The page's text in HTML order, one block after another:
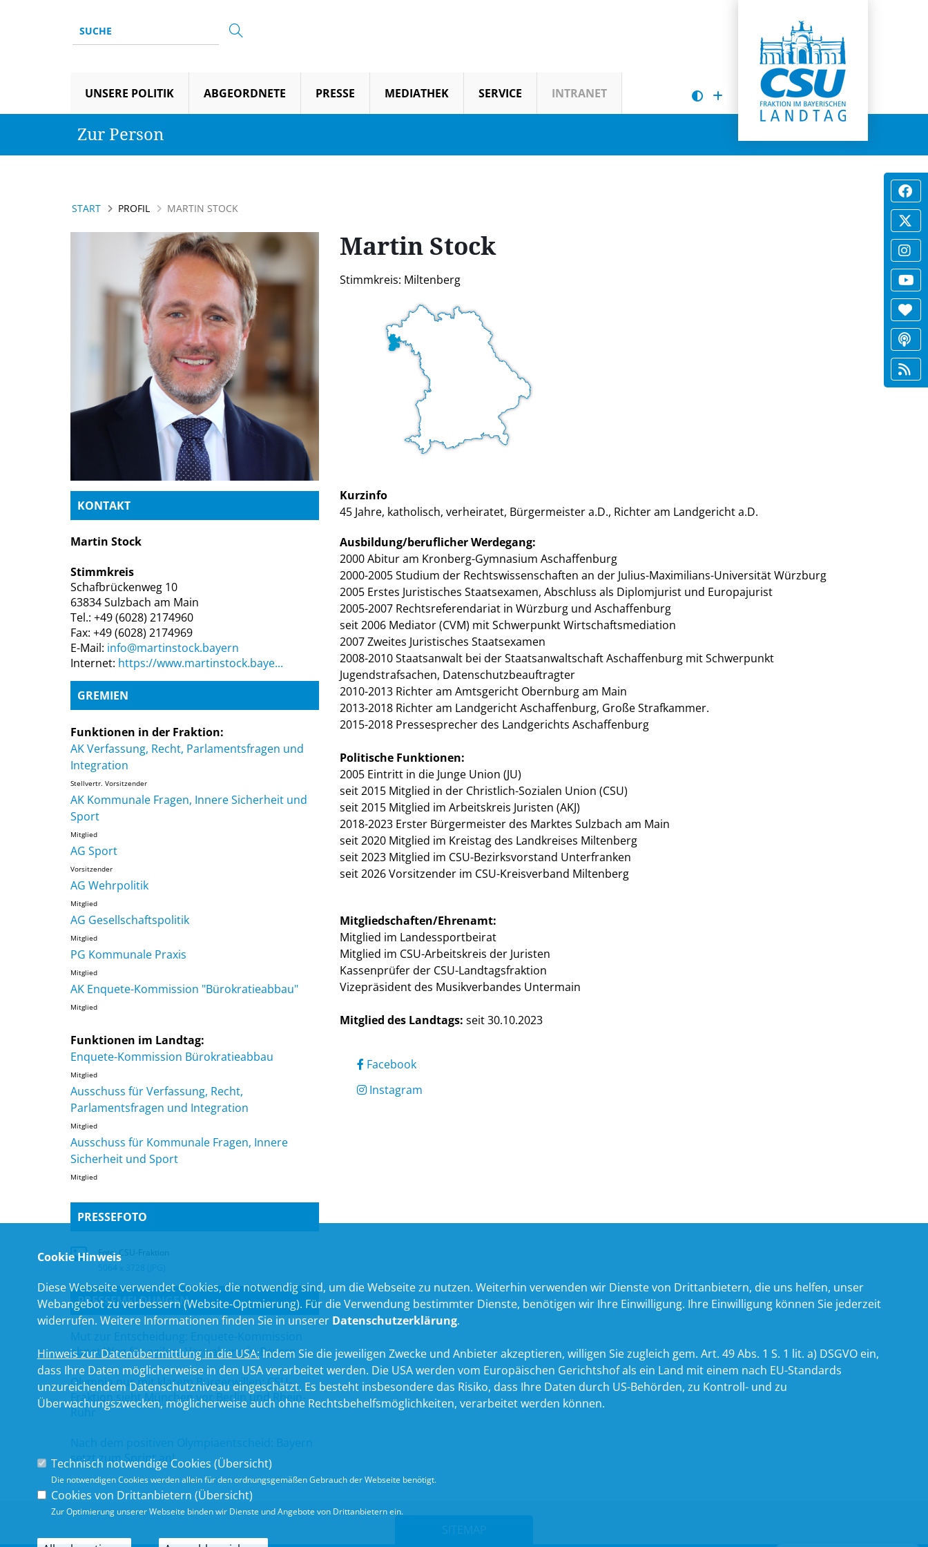
UNSERE POLITIK ABGEORDNETE PRESSE MEDIATHEK SERVICE INTRANET
Zur Person
START PROFIL MARTIN STOCK
KONTAKT
Martin Stock
Stimmkreis
Schafbrückenweg 10
63834 Sulzbach am Main
Tel.: +49 (6028) 2174960
Fax: +49 (6028) 2174969
E-Mail: info@martinstock.bayern
Internet: https://www.martinstock.baye...
GREMIEN
Funktionen in der Fraktion:
AK Verfassung, Recht, Parlamentsfragen und
Integration
Stellvertr. Vorsitzender
AK Kommunale Fragen, Innere Sicherheit und
Sport
Mitglied
AG Sport
Vorsitzender
AG Wehrpolitik
Mitglied
AG Gesellschaftspolitik
Mitglied
PG Kommunale Praxis
Mitglied
AK Enquete-Kommission "Bürokratieabbau"
Mitglied
Funktionen im Landtag:
Enquete-Kommission Bürokratieabbau
Mitglied
Ausschuss für Verfassung, Recht,
Parlamentsfragen und Integration
Mitglied
Ausschuss für Kommunale Fragen, Innere
Sicherheit und Sport
Mitglied
PRESSEFOTO
Foto: CSU-Fraktion
5064 x 3728 (JPG)
PRESSEMELDUNGEN
Mut zur Entscheidung: Enquete-Kommission
ebnet Weg für agilere Verwaltung in Bayern
Olympia nur mit klarem Bürgerwillen: CSU-
Fraktion sieht München vor Berlin und Rhein-
Ruhr
Nach dem positiven Olympiaentscheid: Bayern
setzt zum Sprint an!
Martin Stock
Stimmkreis: Miltenberg
Kurzinfo
45 Jahre, katholisch, verheiratet, Bürgermeister a.D., Richter am Landgericht a.D.
Ausbildung/beruflicher Werdegang:
2000 Abitur am Kronberg-Gymnasium Aschaffenburg
2000-2005 Studium der Rechtswissenschaften an der Julius-Maximilians-Universität Würzburg
2005 Erstes Juristisches Staatsexamen, Abschluss als Diplomjurist und Europajurist
2005-2007 Rechtsreferendariat in Würzburg und Aschaffenburg
seit 2006 Mediator (CVM) mit Schwerpunkt Wirtschaftsmediation
2007 Zweites Juristisches Staatsexamen
2008-2010 Staatsanwalt bei der Staatsanwaltschaft Aschaffenburg mit Schwerpunkt
Jugendstrafsachen, Datenschutzbeauftragter
2010-2013 Richter am Amtsgericht Obernburg am Main
2013-2018 Richter am Landgericht Aschaffenburg, Große Strafkammer.
2015-2018 Pressesprecher des Landgerichts Aschaffenburg
Politische Funktionen:
2005 Eintritt in die Junge Union (JU)
seit 2015 Mitglied in der Christlich-Sozialen Union (CSU)
seit 2015 Mitglied im Arbeitskreis Juristen (AKJ)
2018-2023 Erster Bürgermeister des Marktes Sulzbach am Main
seit 2020 Mitglied im Kreistag des Landkreises Miltenberg
seit 2023 Mitglied im CSU-Bezirksvorstand Unterfranken
seit 2026 Vorsitzender im CSU-Kreisverband Miltenberg
Mitgliedschaften/Ehrenamt:
Mitglied im Landessportbeirat
Mitglied im CSU-Arbeitskreis der Juristen
Kassenprüfer der CSU-Landtagsfraktion
Vizepräsident des Musikverbandes Untermain
Mitglied des Landtags: seit 30.10.2023
Facebook
Instagram
SITEMAP
Cookie Hinweis
Diese Webseite verwendet Cookies, die notwendig sind, um die Webseite zu nutzen. Weiterhin verwenden wir Dienste von Drittanbietern, die uns helfen, unser
Webangebot zu verbessern (Website-Optmierung). Für die Verwendung bestimmter Dienste, benötigen wir Ihre Einwilligung. Ihre Einwilligung können Sie jederzeit
widerrufen. Weitere Informationen finden Sie in unserer Datenschutzerklärung.
Hinweis zur Datenübermittlung in die USA:Indem Sie die jeweiligen Zwecke und Anbieter akzeptieren, willigen Sie zugleich gem. Art. 49 Abs. 1 S. 1 lit. a) DSGVO ein,
dass Ihre Daten möglicherweise in den USA verarbeitet werden. Die USA werden vom Europäischen Gerichtshof als ein Land mit einem nach EU-Standards
unzureichendem Datenschutzniveau eingeschätzt. Es besteht insbesondere das Risiko, dass Ihre Daten durch US-Behörden, zu Kontroll- und zu
Überwachungszwecken, möglicherweise auch ohne Rechtsbehelfsmöglichkeiten, verarbeitet werden können.
Technisch notwendige Cookies (Übersicht)
Die notwendigen Cookies werden allein für den ordnungsgemäßen Gebrauch der Webseite benötigt.
Cookies von Drittanbietern (Übersicht)
Zur Optimierung unserer Webseite binden wir Dienste und Angebote von Drittanbietern ein.